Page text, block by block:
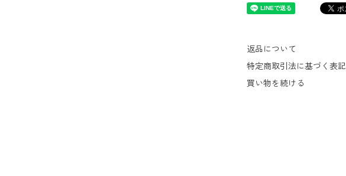
返品について
特定商取引法に基づく表記
買い物を続ける